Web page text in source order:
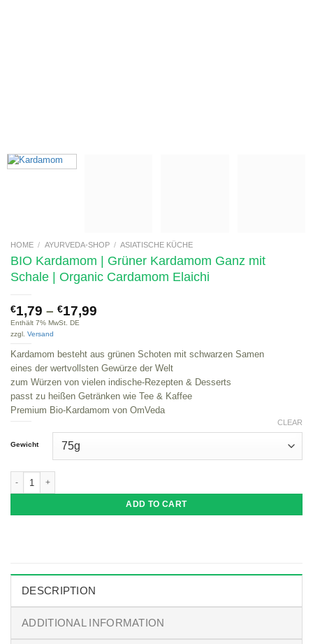
HOME / AYURVEDA-SHOP / ASIATISCHE KÜCHE
BIO Kardamom | Grüner Kardamom Ganz mit
Schale | Organic Cardamom Elaichi
€1,79 – €17,99
Enthält 7% MwSt. DE
zzgl. Versand
Kardamom besteht aus grünen Schoten mit schwarzen Samen
eines der wertvollsten Gewürze der Welt
zum Würzen von vielen indische-Rezepten & Desserts
passt zu heißen Getränken wie Tee & Kaffee
Premium Bio-Kardamom von OmVeda
Gewicht
CLEAR
ADD TO CART
DESCRIPTION
ADDITIONAL INFORMATION